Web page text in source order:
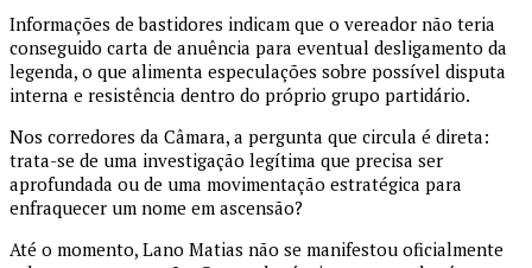
Informações de bastidores indicam que o vereador não teria
conseguido carta de anuência para eventual desligamento da
legenda, o que alimenta especulações sobre possível disputa
interna e resistência dentro do próprio grupo partidário.
Nos corredores da Câmara, a pergunta que circula é direta:
trata-se de uma investigação legítima que precisa ser
aprofundada ou de uma movimentação estratégica para
enfraquecer um nome em ascensão?
Até o momento, Lano Matias não se manifestou oficialmente